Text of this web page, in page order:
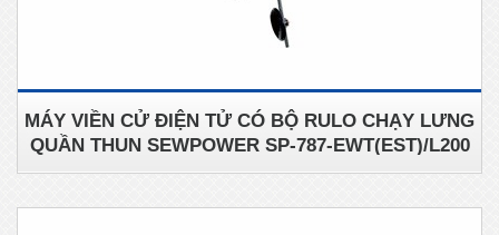
MÁY VIỀN CỬ ĐIỆN TỬ CÓ BỘ RULO CHẠY LƯNG
QUẦN THUN SEWPOWER SP-787-EWT(EST)/L200